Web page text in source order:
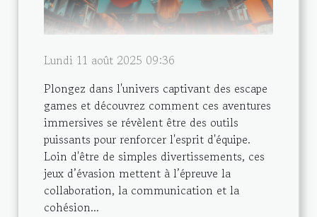
Lundi 11 août 2025 09:36
Plongez dans l'univers captivant des escape
games et découvrez comment ces aventures
immersives se révèlent être des outils
puissants pour renforcer l'esprit d'équipe.
Loin d'être de simples divertissements, ces
jeux d’évasion mettent à l’épreuve la
collaboration, la communication et la
cohésion...